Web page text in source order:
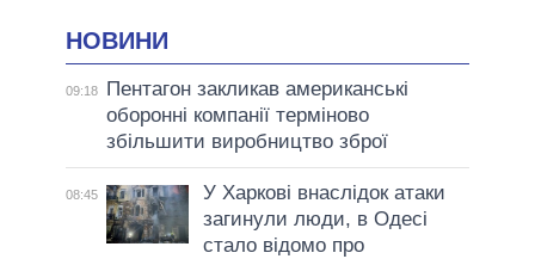
НОВИНИ
09:18
Пентагон закликав американські
оборонні компанії терміново
збільшити виробництво зброї
08:45
У Харкові внаслідок атаки
загинули люди, в Одесі
стало відомо про